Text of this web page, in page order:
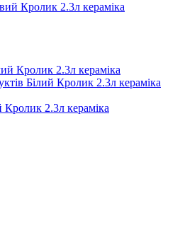
Кролик 2.3л кераміка
Кролик 2.3л кераміка